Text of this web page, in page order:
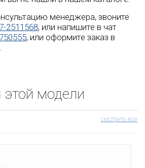
менеджера, звоните
2511568, или напишите в чат
, или оформите заказ в
модели
смотреть все